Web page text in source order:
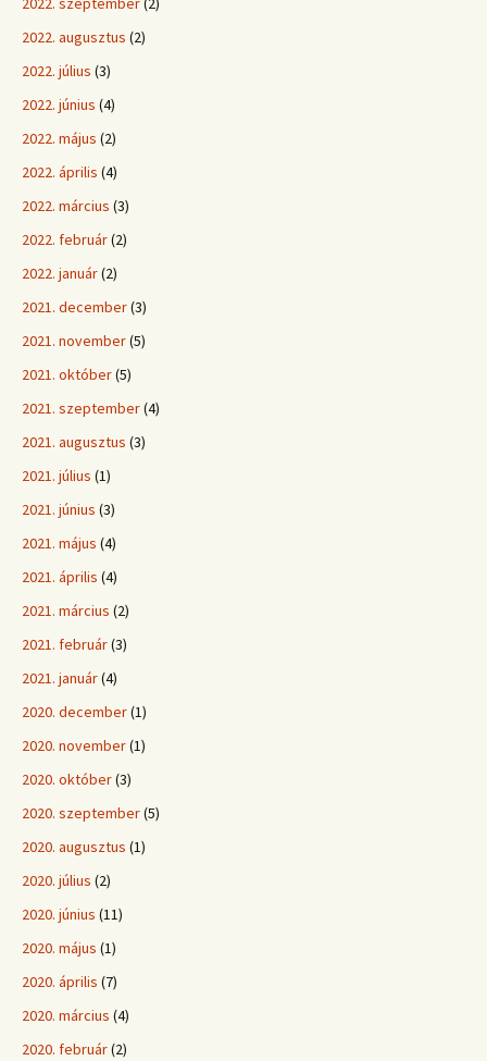
2022. augusztus (2)
2022. július (3)
2022. június (4)
2022. május (2)
2022. április (4)
2022. március (3)
2022. február(2)
2022. január(2)
2021. december(3)
2021. november(5)
2021. október(5)
2021. szeptember(4)
2021. augusztus (3)
2021. július (1)
2021. június (3)
2021. május (4)
2021. április (4)
2021. március (2)
2021. február(3)
2021. január(4)
2020. december(1)
2020. november(1)
2020. október(3)
2020. szeptember(5)
2020. augusztus (1)
2020. július (2)
2020. június (11)
2020. május (1)
2020. április (7)
2020. március (4)
2020. február(2)